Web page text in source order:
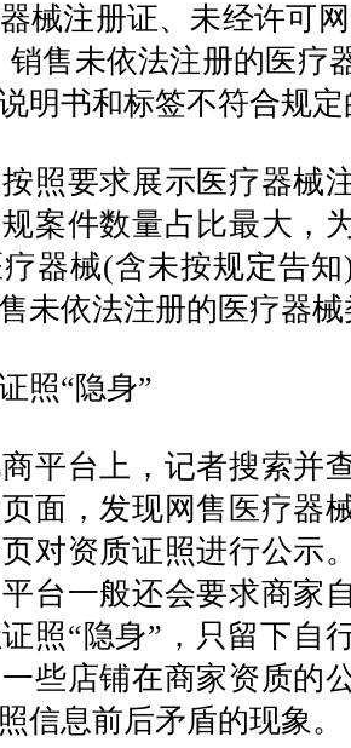
械注册证、未经许可
售未依法注册的医疗
明书和标签不符合规
要求展示医疗器械
案件数量占比最大，
器械(含未按规定告
未依法注册的医疗器
“隐身”
台上，记者搜索并
面，发现网售医疗器
对资质证照进行公示
台一般还会要求商家
照“隐身”，只留下自
些店铺在商家资质的
信息前后矛盾的现象。